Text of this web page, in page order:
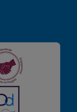
et traitons